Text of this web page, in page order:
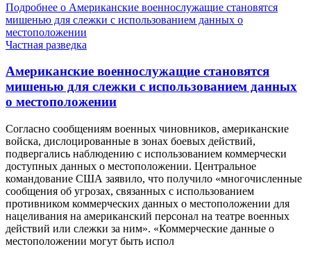
Подробнее о Американские военнослужащие становятся
мишенью для слежки с использованием данных о
местоположении
Частная разведка
Американские военнослужащие становятся
мишенью для слежки с использованием данных
о местоположении
Согласно сообщениям военных чиновников, американские
войска, дислоцированные в зонах боевых действий,
подвергались наблюдению с использованием коммерчески
доступных данных о местоположении. Центральное
командование США заявило, что получило «многочисленные
сообщения об угрозах, связанных с использованием
противником коммерческих данных о местоположении для
нацеливания на американский персонал на театре военных
действий или слежки за ним». «Коммерческие данные о
местоположении могут быть испол